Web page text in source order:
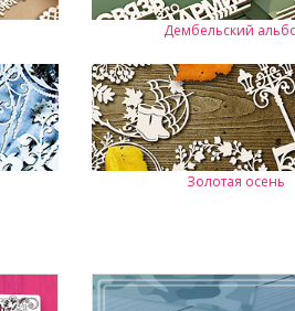
Дембельский
Золотая осень